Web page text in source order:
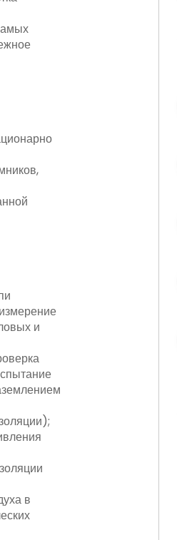
и
в